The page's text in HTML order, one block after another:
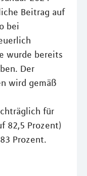
Beitrag auf
bei
wurde bereits
Der
wird gemäß
für
82,5 Prozent)
Prozent.